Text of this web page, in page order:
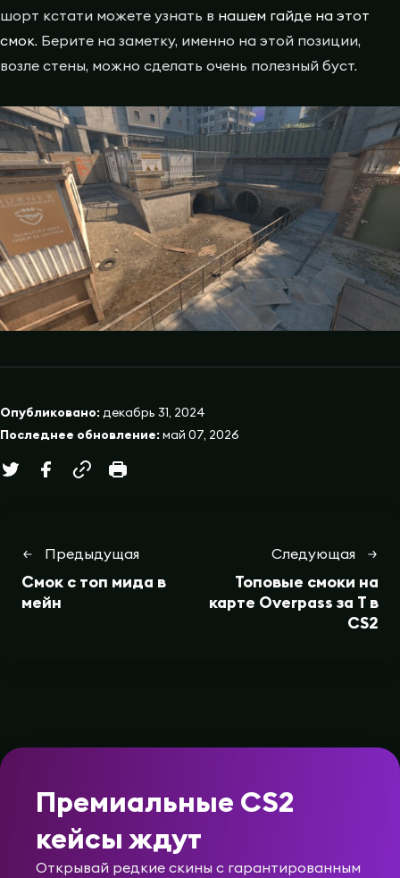
шорт кстати можете узнать в нашем гайде на этот
смок. Берите на заметку, именно на этой позиции,
возле стены, можно сделать очень полезный буст.
Опубликовано:декабрь 31, 2024
Последнее обновление:май 07, 2026
Предыдущая
Смок с топ мида в
мейн
Следующая
Топовые смоки на
карте Overpass за T в
CS2
Премиальные CS2
кейсы ждут
Открывай редкие скины с гарантированным